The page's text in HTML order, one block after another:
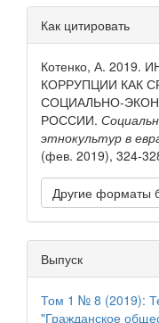
Детали
статьи
Как цитировать
Котенко, А. 2019.
КОРРУПЦИИ КАК
СОЦИАЛЬНО-
РОССИИ.
этнокультур в
(фев. 2019), 324-
Другие форматы
Выпуск
Том 1 № 8 (2019):
"Гражданское